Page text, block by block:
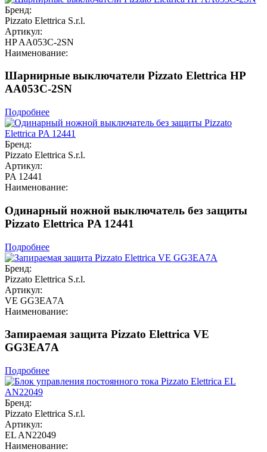
Бренд:
Pizzato Elettrica S.r.l.
Артикул:
HP AA053C-2SN
Наименование:
Шарнирные выключатели Pizzato Elettrica HP
AA053C-2SN
Подробнее
Бренд:
Pizzato Elettrica S.r.l.
Артикул:
PA 12441
Наименование:
Одинарный ножной выключатель без защиты
Pizzato Elettrica PA 12441
Подробнее
Бренд:
Pizzato Elettrica S.r.l.
Артикул:
VE GG3EA7A
Наименование:
Запираемая защита Pizzato Elettrica VE
GG3EA7A
Подробнее
Бренд:
Pizzato Elettrica S.r.l.
Артикул:
EL AN22049
Наименование: